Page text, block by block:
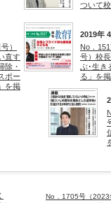
ついて
）
直す
除・
ポー
を掲
2019年
No．
号）校
ぶ･生き
る」を
No．1705号（2023